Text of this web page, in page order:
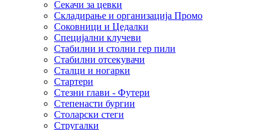
Секачи за цевки
Складирање и организација Промо
Соковници и Цедалки
Специјални клучеви
Стабилни и столни гер пили
Стабилни отсекувачи
Сталци и ногарки
Стартери
Стезни глави - Футери
Степенасти бургии
Столарски стеги
Стругалки